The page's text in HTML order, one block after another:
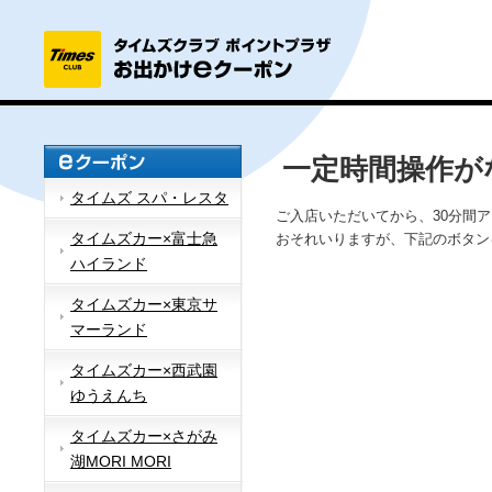
タイムズ スパ・レスタ
タイムズカー×富士急
ハイランド
タイムズカー×東京サ
マーランド
タイムズカー×西武園
ゆうえんち
タイムズカー×さがみ
湖MORI MORI
一定時間操作
ご入店いただいてから、30分間
おそれいりますが、下記のボタ